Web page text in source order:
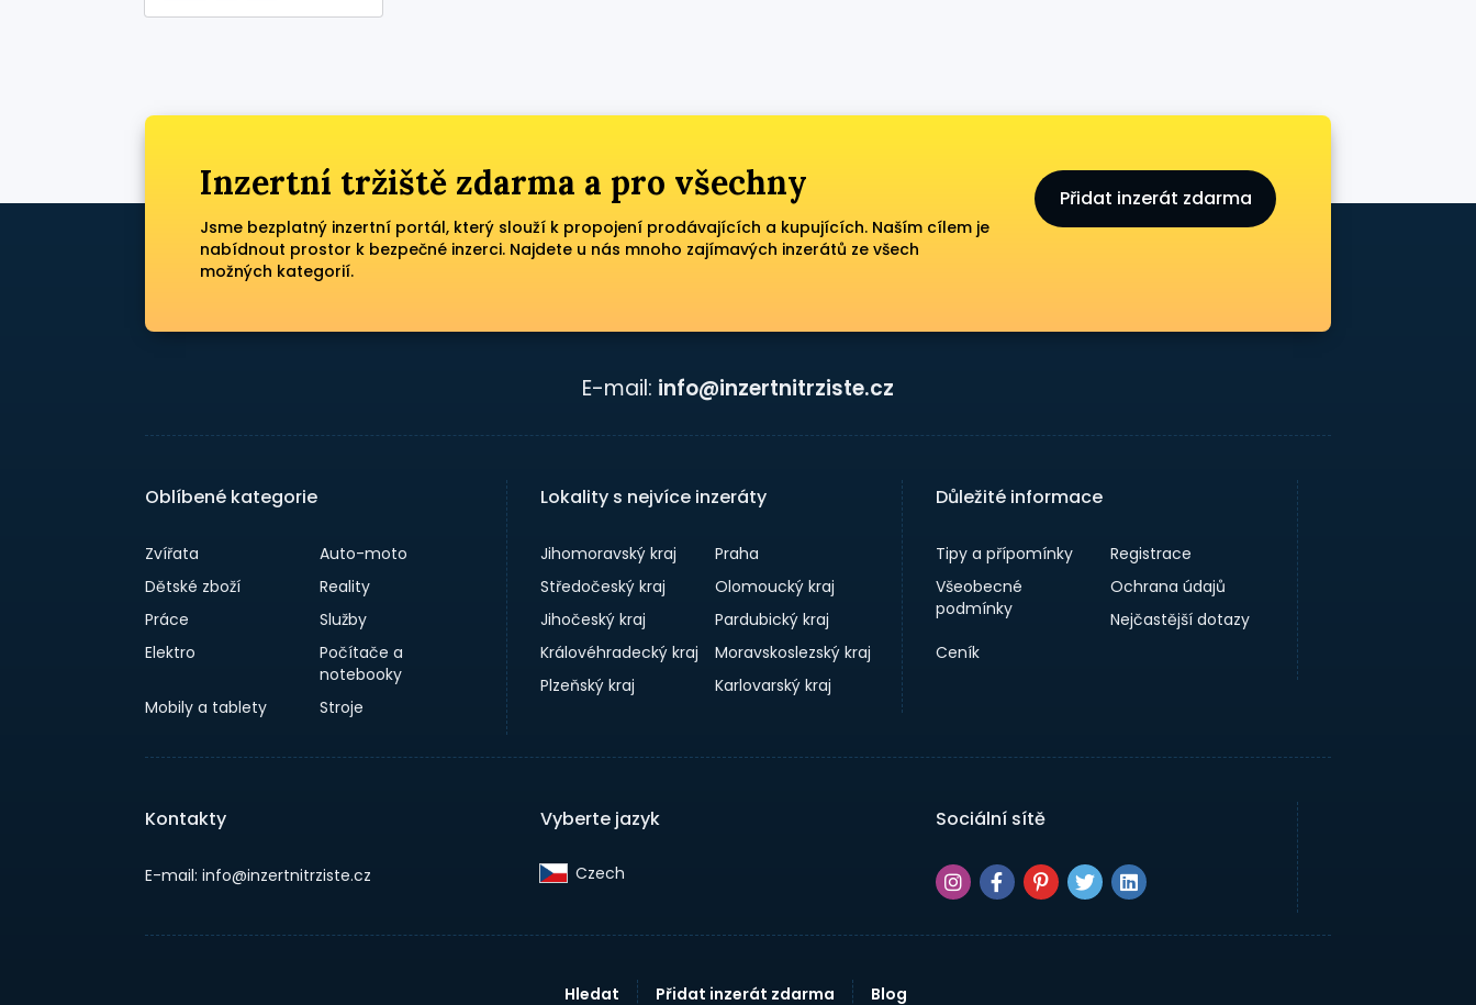
Inzertní tržiště zdarma a pro všechny
Jsme bezplatný inzertní portál, který slouží k propojení prodávajících a kupujících. Naším cílem je
nabídnout prostor k bezpečné inzerci. Najdete u nás mnoho zajímavých inzerátů ze všech
možných kategorií.
Přidat inzerát zdarma
E-mail: info@inzertnitrziste.cz
Oblíbené kategorie
Zvířata
Auto-moto
Dětské zboží
Reality
Práce
Služby
Elektro
Počítače a
notebooky
Mobily a tablety
Stroje
Lokality s nejvíce inzeráty
Jihomoravský kraj
Praha
Středočeský kraj
Olomoucký kraj
Jihočeský kraj
Pardubický kraj
Královéhradecký kraj
Moravskoslezský kraj
Plzeňský kraj
Karlovarský kraj
Důležité informace
Tipy a přípomínky
Registrace
Všeobecné
podmínky
Ochrana údajů
Nejčastější dotazy
Ceník
Kontakty
E-mail: info@inzertnitrziste.cz
Vyberte jazyk
Czech‎
Sociální sítě
Hledat Přidat inzerát zdarma Blog